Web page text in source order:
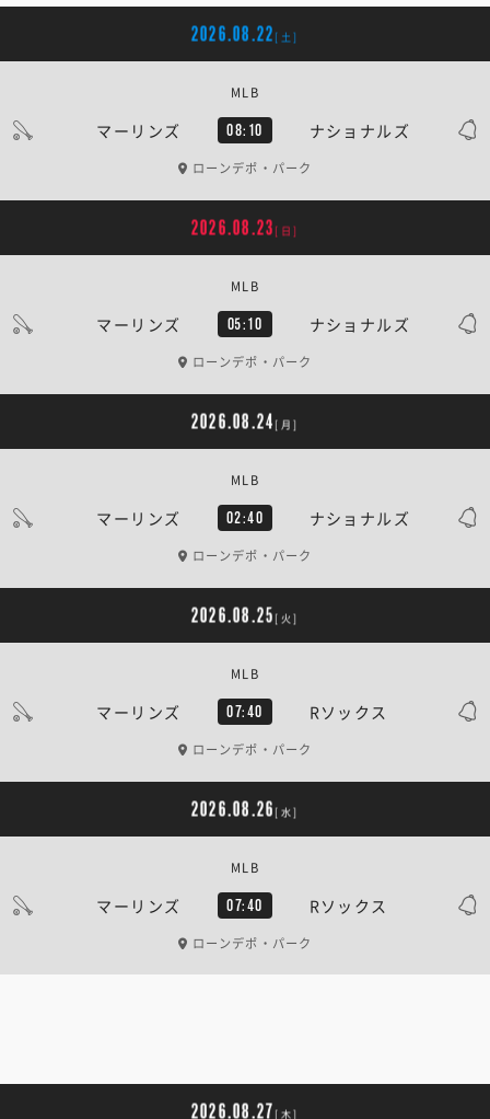
2026.08.22 [土]
マーリンズ 08:10 ナショナルズ
MLB
ローンデポ・パーク
2026.08.23 [日]
マーリンズ 05:10 ナショナルズ
MLB
ローンデポ・パーク
2026.08.24 [月]
マーリンズ 02:40 ナショナルズ
MLB
ローンデポ・パーク
2026.08.25 [火]
マーリンズ 07:40 Rソックス
MLB
ローンデポ・パーク
2026.08.26 [水]
マーリンズ 07:40 Rソックス
MLB
ローンデポ・パーク
2026.08.27 [木]